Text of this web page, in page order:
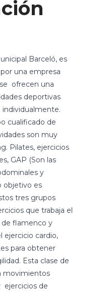
Barceló, es
una empresa
ofrecen una
deportivas
cualificado de
son muy
Pilates, ejercicios
GAP (Son las
y
objetivo es
tres grupos
que trabaja el
flamenco y
ejercicio cardio,
para obtener
Esta clase de
movimientos
ejercicios de